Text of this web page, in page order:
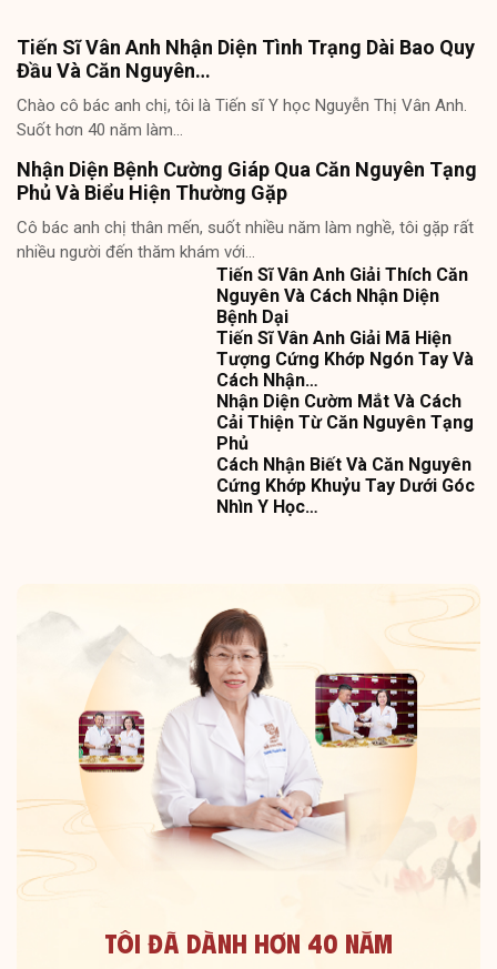
Tiến Sĩ Vân Anh Nhận Diện Tình Trạng Dài Bao Quy
Đầu Và Căn Nguyên…
Chào cô bác anh chị, tôi là Tiến sĩ Y học Nguyễn Thị Vân Anh.
Suốt hơn 40 năm làm…
Nhận Diện Bệnh Cường Giáp Qua Căn Nguyên Tạng
Phủ Và Biểu Hiện Thường Gặp
Cô bác anh chị thân mến, suốt nhiều năm làm nghề, tôi gặp rất
nhiều người đến thăm khám với…
Tiến Sĩ Vân Anh Giải Thích Căn
Nguyên Và Cách Nhận Diện
Bệnh Dại
Tiến Sĩ Vân Anh Giải Mã Hiện
Tượng Cứng Khớp Ngón Tay Và
Cách Nhận…
Nhận Diện Cườm Mắt Và Cách
Cải Thiện Từ Căn Nguyên Tạng
Phủ
Cách Nhận Biết Và Căn Nguyên
Cứng Khớp Khuỷu Tay Dưới Góc
Nhìn Y Học…
Tôi Đã Dành Hơn 40 Năm